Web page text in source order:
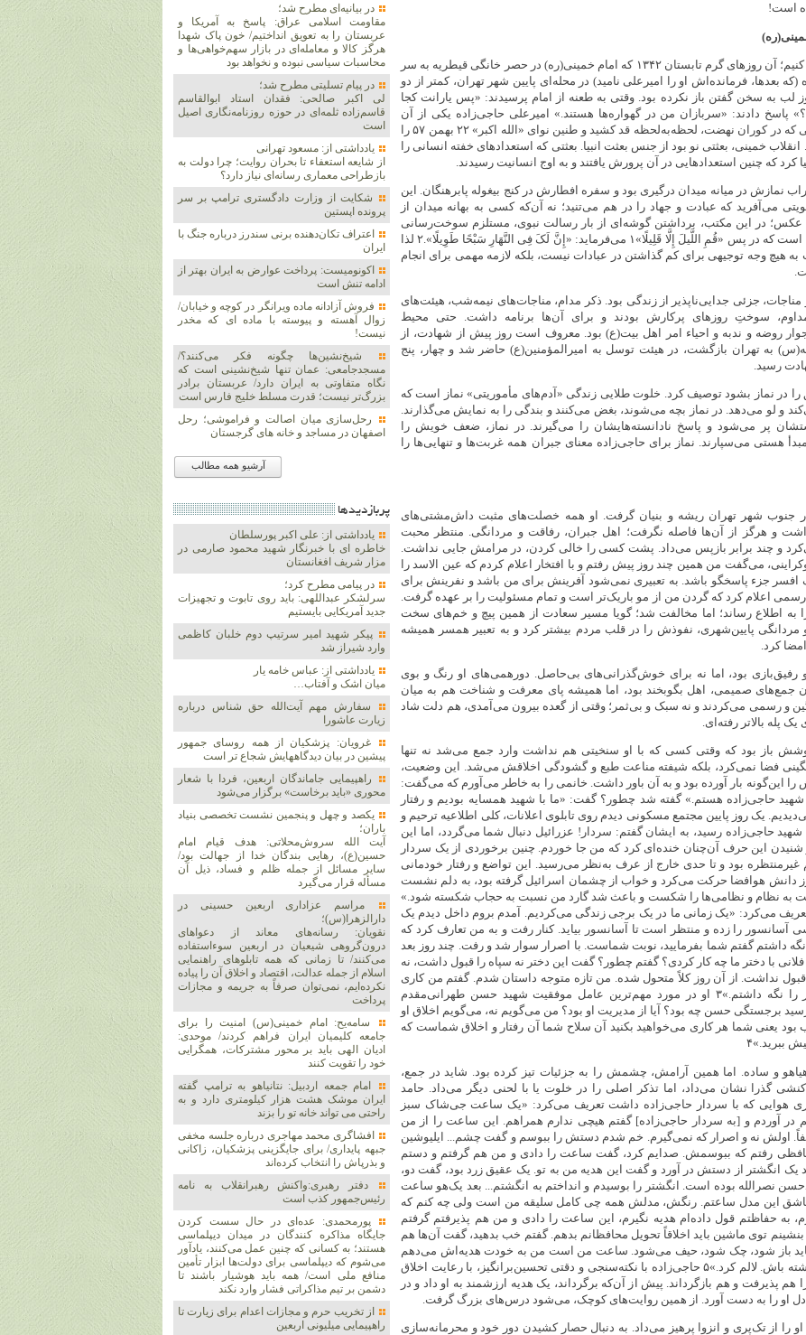
است!
بگذارید از گهواره آغاز کنیم؛ آن روزهای گرم تابستان ۱۳۴۲ که امام خمینی(ره) در حصر خانگی قیطریه به سر
(که بعدها، فرمانده‌اش او را امیرعلی نامید) در محله‌ای پایین شهر تهران، کمتر از دو
به سخن گفتن باز نکرده بود. وقتی به طعنه از امام پرسیدند: «پس یارانت کجا
پاسخ دادند: «سربازان من در گهواره‌ها هستند.» امیرعلی حاجی‌زاده یکی از آن
گهواره‌ای‌ها بود؛ کودکی که در کوران نهضت، لحظه‌به‌لحظه قد کشید و طنین نوای «الله اکبر» ۲۲ بهمن ۵۷ را
خمینی، بعثتی نو بود از جنس بعثت انبیا. بعثتی که استعدادهای خفته انسانی را
کرد که چنین استعدادهایی در آن پرورش یافتند و به اوج انسانیت رسیدند.
در میانه میدان درگیری بود و سفره افطارش در کنج بیغوله پابرهنگان. این
می‌آفرید که عبادت و جهاد را در هم می‌تنید؛ نه آن‌که کسی به بهانه میدان از
عکس؛ در این مکتب، برداشتن گوشه‌ای از بار رسالت نبوی، مستلزم سوخت‌رسانی
نیمه‌شب‌هاست. همین است که در پس «قُمِ اللَّیلَ إِلَّا قَلِیلًا»۱ می‌فرماید: «إِنَّ لَکَ فِی النَّهَارِ سَبْحًا طَوِیلًا».۲ لذا
به هیچ وجه توجیهی برای کم گذاشتن در عبادات نیست، بلکه لازمه مهمی برای انجام
مناجات، جزئی جدایی‌ناپذیر از زندگی بود. ذکر مدام، مناجات‌های نیمه‌شب، هیئت‌های
سوختِ روزهای پرکارش بودند و برای آن‌ها برنامه داشت. حتی محیط
روضه و ندبه و احیاء امر اهل بیت(ع) بود. معروف است روز پیش از شهادت، از
به تهران بازگشت، در هیئت توسل به امیرالمؤمنین(ع) حاضر شد و چهار، پنج
رسید.
را در نماز بشود توصیف کرد. خلوت طلایی زندگی «آدم‌های مأموریتی» نماز است که
و لو می‌دهد. در نماز بچه می‌شوند، بغض می‌کنند و بندگی را به نمایش می‌گذارند.
پر می‌شود و پاسخ نادانسته‌هایشان را می‌گیرند. در نماز، ضعف خویش را
هستی می‌سپارند. نماز برای حاجی‌زاده معنای جبران همه غربت‌ها و تنهایی‌ها را
جنوب شهر تهران ریشه و بنیان گرفت. او همه خصلت‌های مثبت داش‌مشتی‌های
و هرگز از آن‌ها فاصله نگرفت؛ اهل جبران، رفاقت و مردانگی. منتظر محبت
و چند برابر بازپس می‌داد. پشت کسی را خالی کردن، در مرامش جایی نداشت.
می‌گفت من همین چند روز پیش رفتم و با افتخار اعلام کردم که عین الاسد را
افسر جزء پاسخگو باشد. به تعبیری نمی‌شود آفرینش برای من باشد و نفرینش برای
رسمی اعلام کرد که گردن من از مو باریک‌تر است و تمام مسئولیت را بر عهده گرفت.
به اطلاع رساند؛ اما مخالفت شد؛ گویا مسیر سعادت از همین پیچ و خم‌های سخت
پایین‌شهری، نفوذش را در قلب مردم بیشتر کرد و به تعبیر همسر همیشه
کرد.
رفیق‌بازی بود، اما نه برای خوش‌گذرانی‌های بی‌حاصل. دورهمی‌های او رنگ و بوی
جمع‌های صمیمی، اهل بگوبخند بود، اما همیشه پای معرفت و شناخت هم به میان
و رسمی می‌کردند و نه سبک و بی‌ثمر؛ وقتی از گعده بیرون می‌آمدی، هم دلت شاد
پله بالاتر رفته‌ای.
باز بود که وقتی کسی که با او سنخیتی هم نداشت وارد جمع می‌شد نه تنها
فضا نمی‌کرد، بلکه شیفته مناعت طبع و گشودگی اخلاقش می‌شد. این وضعیت،
را این‌گونه بار آورده بود و به آن باور داشت. خانمی را به خاطر می‌آورم که می‌گفت:
حاجی‌زاده هستم.» گفته شد چطور؟ گفت: «ما با شهید همسایه بودیم و رفتار
یک روز پایین مجتمع مسکونی دیدم روی تابلوی اعلانات، کلی اطلاعیه ترحیم و
حاجی‌زاده رسید، به ایشان گفتم: سردار! عزرائیل دنبال شما می‌گردد، اما این
شنیدن این حرف آن‌چنان خنده‌ای کرد که من جا خوردم. چنین برخوردی از یک سردار
غیرمنتظره بود و تا حدی خارج از عرف به‌نظر می‌رسید. این تواضع و رفتار خودمانی
دانش هوافضا حرکت می‌کرد و خواب از چشمان اسرائیل گرفته بود، به دلم نشست
به نظام و نظامی‌ها را شکست و باعث شد گارد من نسبت به حجاب شکسته شود.»
می‌کرد: «یک زمانی ما در یک برجی زندگی می‌کردیم. آمدم بروم داخل دیدم یک
آسانسور را زده و منتظر است تا آسانسور بیاید. کنار رفت و به من تعارف کرد که
داشتم گفتم شما بفرمایید، نوبت شماست. با اصرار سوار شد و رفت. چند روز بعد
با دختر ما چه کار کردی؟ گفتم چطور؟ گفت این دختر نه سپاه را قبول داشت، نه
قبول نداشت. از آن روز کلاً متحول شده. من تازه متوجه داستان شدم. گفتم من کاری
نکردم، فقط آسانسور را نگه داشتم.»۳ او در مورد مهم‌ترین عامل موفقیت شهید حسن طهرانی‌مقدم
برجستگی حسن چه بود؟ آیا از مدیریت او بود؟ من می‌گویم نه، می‌گویم اخلاق او
یعنی شما هر کاری می‌خواهید بکنید آن سلاح شما آن رفتار و اخلاق شماست که
ببرید.»۴
و ساده. اما همین آرامش، چشمش را به جزئیات تیز کرده بود. شاید در جمع،
گذرا نشان می‌داد، اما تذکر اصلی را در خلوت یا با لحنی دیگر می‌داد. حامد
هوایی که با سردار حاجی‌زاده داشت تعریف می‌کرد: «یک ساعت جی‌شاک سبز
در آوردم و [به سردار حاجی‌زاده] گفتم هیچی ندارم همراهم. این ساعت را از من
اولش نه و اصرار که نمی‌گیرم. خم شدم دستش را ببوسم و گفت چشم... ایلیوشین
رفتم که ببوسمش. صدایم کرد، گفت ساعت را دادی و من هم گرفتم و دستم
یک انگشتر از دستش در آورد و گفت این هدیه من به تو. یک عقیق زرد بود، گفت دو،
نصرالله بوده است. انگشتر را بوسیدم و انداختم به انگشتم... بعد یک‌هو ساعت
این مدل ساعتم. رنگش، مدلش همه چی کامل سلیقه من است ولی چه کنم که
به حفاظتم قول داده‌ام هدیه نگیرم، این ساعت را دادی و من هم پذیرفتم گرفتم
توی ماشین باید اخلاقاً تحویل محافظانم بدهم. گفتم خب بدهید، گفت آن‌ها هم
و باید باز شود، چک شود، حیف می‌شود. ساعت من است من به خودت هدیه‌اش می‌دهم
دو تا یادگاری از من داشته باش. لالم کرد.»۵ حاجی‌زاده با نکته‌سنجی و دقتی تحسین‌برانگیز، با رعایت اخلاق
پذیرفت و هم بازگرداند. پیش از آن‌که برگرداند، یک هدیه ارزشمند به او داد و در
دل او را به دست آورد. از همین روایت‌های کوچک، می‌شود درس‌های بزرگ گرفت.
از تک‌پری و انزوا پرهیز می‌داد. به دنبال حصار کشیدن دور خود و محرمانه‌سازی
در بیانیه‌ای مطرح شد؛
مقاومت اسلامی عراق: پاسخ به آمریکا و
عربستان را به تعویق انداختیم/ خون پاک شهدا
هرگز کالا و معامله‌ای در بازار سهم‌خواهی‌ها و
محاسبات سیاسی نبوده و نخواهد بود
در پیام تسلیتی مطرح شد؛
لی اکبر صالحی: فقدان استاد ابوالقاسم
قاسم‌زاده ثلمه‌ای در حوزه روزنامه‌نگاری اصیل
است
یادداشتی از: مسعود تهرانی
از شایعه استعفاء تا بحران روایت؛ چرا دولت به
بازطراحی معماری رسانه‌ای نیاز دارد؟
شکایت از وزارت دادگستری ترامپ بر سر
پرونده اپستین
اعتراف تکان‌دهنده برنی سندرز درباره جنگ با
ایران
اکونومیست: پرداخت عوارض به ایران بهتر از
ادامه تنش است
فروش آزادانه ماده ویرانگر در کوچه و خیابان/
زوال آهسته و پیوسته با ماده ای که مخدر
نیست!
شیخ‌نشین‌ها چگونه فکر می‌کنند؟/
مسجدجامعی: عمان تنها شیخ‌نشینی است که
نگاه متفاوتی به ایران دارد/ عربستان برادر
بزرگ‌تر نیست؛ قدرت مسلط خلیج فارس است
رحل‌سازی میان اصالت و فراموشی؛ رحل
اصفهان در مساجد و خانه های گرجستان
آرشیو همه مطالب
پربازديدها
یادداشتی از: علی اکبر پورسلطان
خاطره ای با خبرنگار شهید محمود صارمی در
مزار شریف افغانستان
در پیامی مطرح کرد؛
سرلشکر عبداللهی: باید روی تابوت و تجهیزات
جدید آمریکایی بایستیم
پیکر شهید امیر سرتیپ دوم خلبان کاظمی
وارد شیراز شد
یادداشتی از: عباس خامه یار
میان اشک و آفتاب…
سفارش مهم آیت‌الله حق شناس درباره
زیارت عاشورا
غرویان: پزشکیان از همه روسای جمهور
پیشین در بیان دیدگاههایش شجاع تر است
راهپیمایی جاماندگان اربعین، فردا با شعار
محوری «باید برخاست» برگزار می‌شود
یکصد و چهل و پنجمین نشست تخصصی بنیاد
باران؛
آیت الله سروش‌محلاتی: هدف قیام امام
حسین(ع)، رهایی بندگان خدا از جهالت بود/
سایر مسائل از جمله ظلم و فساد، ذیل آن
مسأله قرار می‌گیرد
مراسم عزاداری اربعین حسینی در
دارالزهرا(س)؛
نقویان: رسانه‌های معاند از دعواهای
درون‌گروهی شیعیان در اربعین سوءاستفاده
می‌کنند/ تا زمانی که همه تابلوهای راهنمایی
اسلام از جمله عدالت، اقتصاد و اخلاق آن را پیاده
نکرده‌ایم، نمی‌توان صرفاً به جریمه و مجازات
پرداخت
سامه‌یح: امام خمینی(س) امنیت را برای
جامعه کلیمیان ایران فراهم کردند/ موحدی:
ادیان الهی باید بر محور مشترکات، همگرایی
خود را تقویت کنند
امام جمعه اردبیل: نتانیاهو به ترامپ گفته
ایران موشک هشت هزار کیلومتری دارد و به
راحتی می تواند خانه تو را بزند
افشاگری محمد مهاجری درباره جلسه مخفی
جبهه پایداری/ برای جایگزینی پزشکیان، زاکانی
و بذرپاش را انتخاب کرده‌اند
دفتر رهبری:واکنش رهبرانقلاب به نامه
رئیس‌جمهور کذب است
پورمحمدی: عده‌ای در حال سست کردن
جایگاه مذاکره کنندگان در میدان دیپلماسی
هستند؛ به کسانی که چنین عمل می‌کنند، یادآور
می‌شوم که دیپلماسی برای دولت‌ها ابزار تأمین
منافع ملی است/ همه باید هوشیار باشند تا
دشمن بر تیم مذاکراتی فشار وارد نکند
از تخریب حرم و مجازات اعدام برای زیارت تا
راهپیمایی میلیونی اربعین